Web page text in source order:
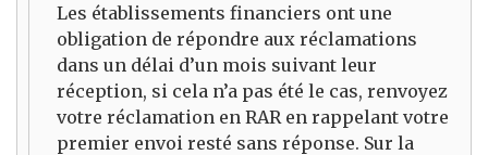
Les établissements financiers ont une
obligation de répondre aux réclamations
dans un délai d’un mois suivant leur
réception, si cela n’a pas été le cas, renvoyez
votre réclamation en RAR en rappelant votre
premier envoi resté sans réponse. Sur la